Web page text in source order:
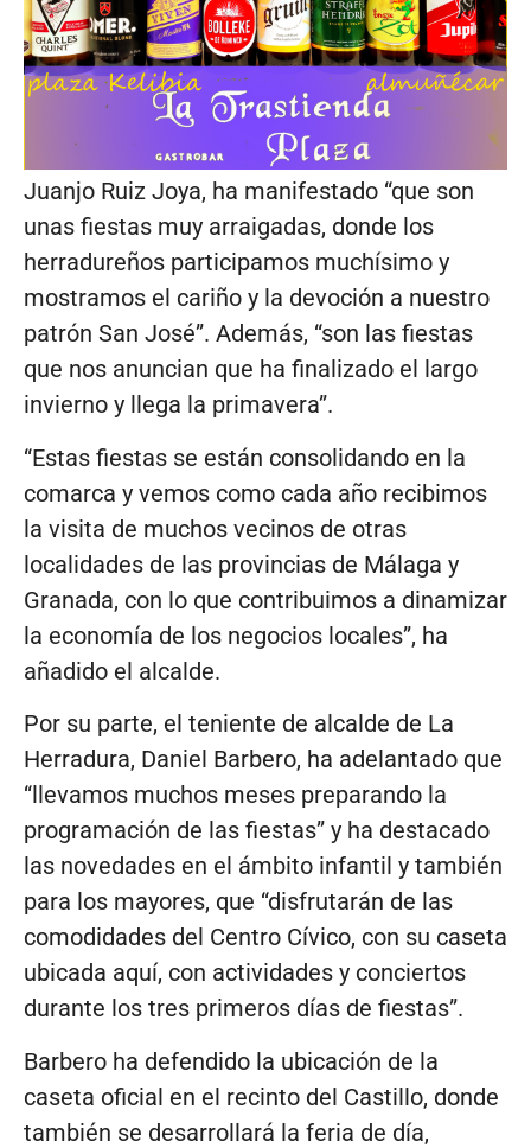
Juanjo Ruiz Joya, ha manifestado “que son
unas fiestas muy arraigadas, donde los
herradureños participamos muchísimo y
mostramos el cariño y la devoción a nuestro
patrón San José”. Además, “son las fiestas
que nos anuncian que ha finalizado el largo
invierno y llega la primavera”.
“Estas fiestas se están consolidando en la
comarca y vemos como cada año recibimos
la visita de muchos vecinos de otras
localidades de las provincias de Málaga y
Granada, con lo que contribuimos a dinamizar
la economía de los negocios locales”, ha
añadido el alcalde.
Por su parte, el teniente de alcalde de La
Herradura, Daniel Barbero, ha adelantado que
“llevamos muchos meses preparando la
programación de las fiestas” y ha destacado
las novedades en el ámbito infantil y también
para los mayores, que “disfrutarán de las
comodidades del Centro Cívico, con su caseta
ubicada aquí, con actividades y conciertos
durante los tres primeros días de fiestas”.
Barbero ha defendido la ubicación de la
caseta oficial en el recinto del Castillo, donde
también se desarrollará la feria de día,